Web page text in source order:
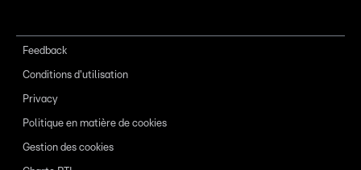
Feedback
Conditions d'utilisation
Privacy
Politique en matière de cookies
Gestion des cookies